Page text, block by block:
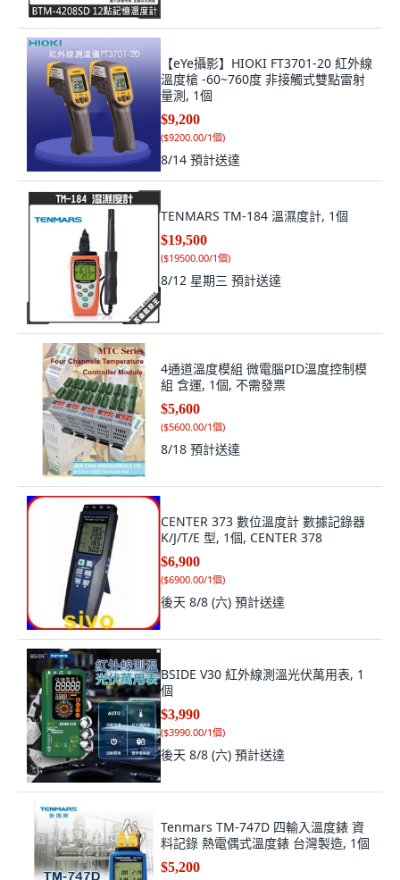
【eYe攝影】HIOKI FT3701-20 紅外線
溫度槍 -60~760度 非接觸式雙點雷射
量測, 1個
$9,200
($9200.00/1個)
8/14 預計送達
TENMARS TM-184 溫濕度計, 1個
$19,500
($19500.00/1個)
8/12 星期三 預計送達
4通道溫度模組 微電腦PID溫度控制模
組 含運, 1個, 不需發票
$5,600
($5600.00/1個)
8/18 預計送達
CENTER 373 數位溫度計 數據記錄器
K/J/T/E 型, 1個, CENTER 378
$6,900
($6900.00/1個)
後天 8/8 (六) 預計送達
BSIDE V30 紅外線測溫光伏萬用表, 1
個
$3,990
($3990.00/1個)
後天 8/8 (六) 預計送達
Tenmars TM-747D 四輸入溫度錶 資
料記錄 熱電偶式溫度錶 台灣製造, 1個
$5,200